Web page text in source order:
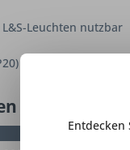
Leuchten nutzbar
Entdecken